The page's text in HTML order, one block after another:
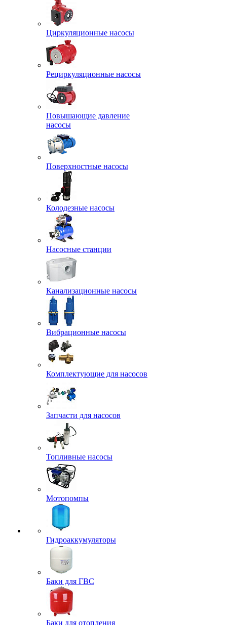
Циркуляционные насосы
Рециркуляционные насосы
Повышающие давление
насосы
Поверхностные насосы
Колодезные насосы
Насосные станции
Канализационные насосы
Вибрационные насосы
Комплектующие для насосов
Запчасти для насосов
Топливные насосы
Мотопомпы
Гидроаккумуляторы
Баки для ГВС
Баки для отопления